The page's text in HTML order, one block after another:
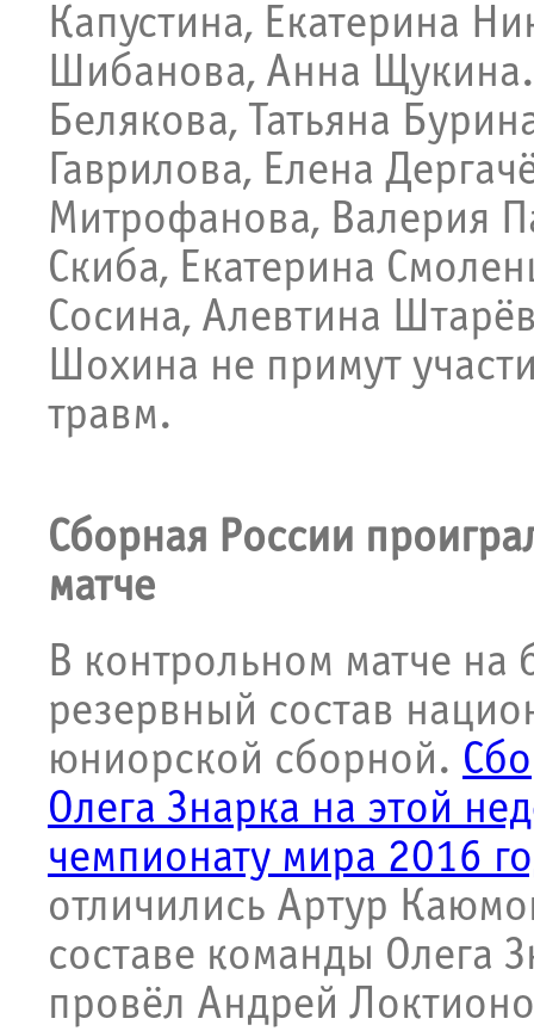
Капустина, Екатерина
Шибанова, Анна
Белякова, Татьяна
Гаврилова, Елена
Митрофанова, Валерия
Скиба, Екатерина
Сосина, Алевтина
Шохина не примут
травм.
Сборная России
матче
В контрольном матче на
резервный состав
юниорской сборной.
Олега Знарка на этой
чемпионату мира 2016
отличились Артур
составе команды Олега
провёл Андрей